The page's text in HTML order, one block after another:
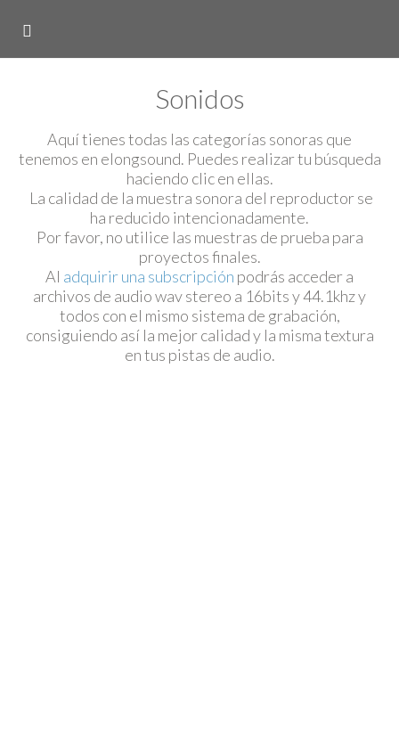
Sonidos
Aquí tienes todas las categorías sonoras que
tenemos en elongsound. Puedes realizar tu búsqueda
haciendo clic en ellas.
La calidad de la muestra sonora del reproductor se
ha reducido intencionadamente.
Por favor, no utilice las muestras de prueba para
proyectos finales.
Al adquirir una subscripción podrás acceder a
archivos de audio wav stereo a 16bits y 44.1khz y
todos con el mismo sistema de grabación,
consiguiendo así la mejor calidad y la misma textura
en tus pistas de audio.